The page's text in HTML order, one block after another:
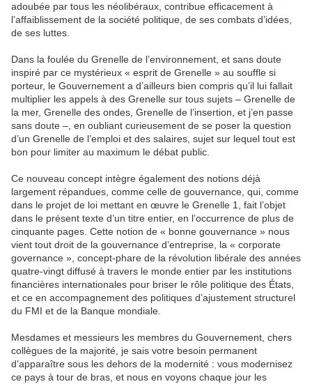
adoubée par tous les néolibéraux, contribue efficacement à
l’affaiblissement de la société politique, de ses combats d’idées,
de ses luttes.
Dans la foulée du Grenelle de l’environnement, et sans doute
inspiré par ce mystérieux « esprit de Grenelle » au souffle si
porteur, le Gouvernement a d’ailleurs bien compris qu’il lui fallait
multiplier les appels à des Grenelle sur tous sujets – Grenelle de
la mer, Grenelle des ondes, Grenelle de l’insertion, et j’en passe
sans doute –, en oubliant curieusement de se poser la question
d’un Grenelle de l’emploi et des salaires, sujet sur lequel tout est
bon pour limiter au maximum le débat public.
Ce nouveau concept intègre également des notions déjà
largement répandues, comme celle de gouvernance, qui, comme
dans le projet de loi mettant en œuvre le Grenelle 1, fait l’objet
dans le présent texte d’un titre entier, en l’occurrence de plus de
cinquante pages. Cette notion de « bonne gouvernance » nous
vient tout droit de la gouvernance d’entreprise, la « corporate
governance », concept-phare de la révolution libérale des années
quatre-vingt diffusé à travers le monde entier par les institutions
financières internationales pour briser le rôle politique des États,
et ce en accompagnement des politiques d’ajustement structurel
du FMI et de la Banque mondiale.
Mesdames et messieurs les membres du Gouvernement, chers
collègues de la majorité, je sais votre besoin permanent
d’apparaître sous les dehors de la modernité : vous modernisez
ce pays à tour de bras, et nous en voyons chaque jour les